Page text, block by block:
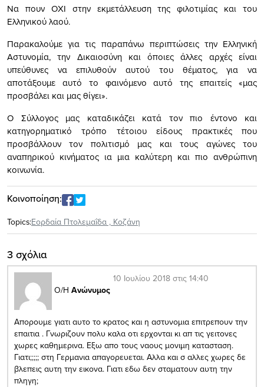
Να πουν ΟΧΙ στην εκμετάλλευση της φιλοτιμίας και του
Ελληνικού λαού.
Παρακαλούμε για τις παραπάνω περιπτώσεις την Ελληνική
Αστυνομία, την Δικαιοσύνη και όποιες άλλες αρχές είναι
υπεύθυνες να επιλυθούν αυτού του θέματος, για να
αποτάξουμε αυτό το φαινόμενο αυτό της επαιτείς «μας
προσβάλει και μας θίγει».
Ο Σύλλογος μας καταδικάζει κατά τον πιο έντονο και
κατηγορηματικό τρόπο τέτοιου είδους πρακτικές που
προσβάλλουν τον πολιτισμό μας και τους αγώνες του
αναπηρικού κινήματος ια μια καλύτερη και πιο ανθρώπινη
κοινωνία.
Κοινοποίηση:
Topics:Εορδαία Πτολεμαΐδα , Κοζάνη
3 σχόλια
Ο/Η Ανώνυμος
10 Ιουλίου 2018 στις 14:40
Απορουμε γιατι αυτο το κρατος και η αστυνομια επιτρεπουν την
επαιτια . Γνωριζουν πολυ καλα οτι ερχονται κι απ τις γειτονες
χωρες καθημερινα. Εξω απο τους ναους μονιμη κατασταση.
Γιατι;;;;; στη Γερμανια απαγορευεται. Αλλα και σ αλλες χωρες δε
βλεπεις αυτη την εικονα. Γιατι εδω δεν σταματουν αυτη την
πληγη;